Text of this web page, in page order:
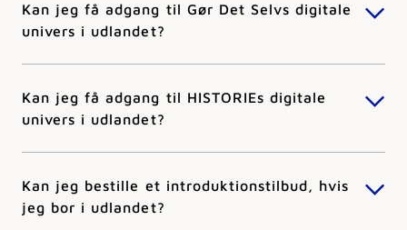
Kan jeg få adgang til Gør Det Selvs digitale
univers i udlandet?
Kan jeg få adgang til HISTORIEs digitale
univers i udlandet?
Kan jeg bestille et introduktionstilbud, hvis
jeg bor i udlandet?